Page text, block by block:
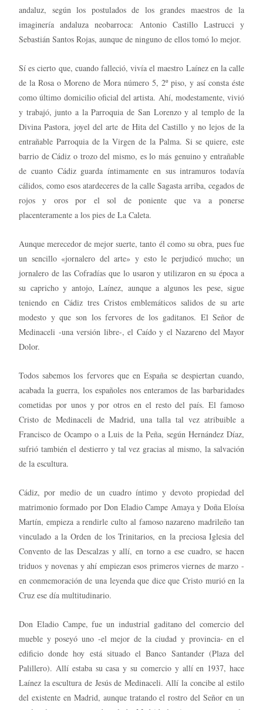
andaluz, según los postulados de los grandes maestros de la
imaginería andaluza neobarroca: Antonio Castillo Lastrucci y
Sebastián Santos Rojas, aunque de ninguno de ellos tomó lo mejor.
Sí es cierto que, cuando falleció, vivía el maestro Laínez en la calle
de la Rosa o Moreno de Mora número 5, 2º piso, y así consta éste
como último domicilio oficial del artista. Ahí, modestamente, vivió
y trabajó, junto a la Parroquia de San Lorenzo y al templo de la
Divina Pastora, joyel del arte de Hita del Castillo y no lejos de la
entrañable Parroquia de la Virgen de la Palma. Si se quiere, este
barrio de Cádiz o trozo del mismo, es lo más genuino y entrañable
de cuanto Cádiz guarda íntimamente en sus intramuros todavía
cálidos, como esos atardeceres de la calle Sagasta arriba, cegados de
rojos y oros por el sol de poniente que va a ponerse
placenteramente a los pies de La Caleta.
Aunque merecedor de mejor suerte, tanto él como su obra, pues fue
un sencillo «jornalero del arte» y esto le perjudicó mucho; un
jornalero de las Cofradías que lo usaron y utilizaron en su época a
su capricho y antojo, Laínez, aunque a algunos les pese, sigue
teniendo en Cádiz tres Cristos emblemáticos salidos de su arte
modesto y que son los fervores de los gaditanos. El Señor de
Medinaceli -una versión libre-, el Caído y el Nazareno del Mayor
Dolor.
Todos sabemos los fervores que en España se despiertan cuando,
acabada la guerra, los españoles nos enteramos de las barbaridades
cometidas por unos y por otros en el resto del país. El famoso
Cristo de Medinaceli de Madrid, una talla tal vez atribuible a
Francisco de Ocampo o a Luis de la Peña, según Hernández Díaz,
sufrió también el destierro y tal vez gracias al mismo, la salvación
de la escultura.
Cádiz, por medio de un cuadro íntimo y devoto propiedad del
matrimonio formado por Don Eladio Campe Amaya y Doña Eloísa
Martín, empieza a rendirle culto al famoso nazareno madrileño tan
vinculado a la Orden de los Trinitarios, en la preciosa Iglesia del
Convento de las Descalzas y allí, en torno a ese cuadro, se hacen
triduos y novenas y ahí empiezan esos primeros viernes de marzo -
en conmemoración de una leyenda que dice que Cristo murió en la
Cruz ese día multitudinario.
Don Eladio Campe, fue un industrial gaditano del comercio del
mueble y poseyó uno -el mejor de la ciudad y provincia- en el
edificio donde hoy está situado el Banco Santander (Plaza del
Palillero). Allí estaba su casa y su comercio y allí en 1937, hace
Laínez la escultura de Jesús de Medinaceli. Allí la concibe al estilo
del existente en Madrid, aunque tratando el rostro del Señor en un